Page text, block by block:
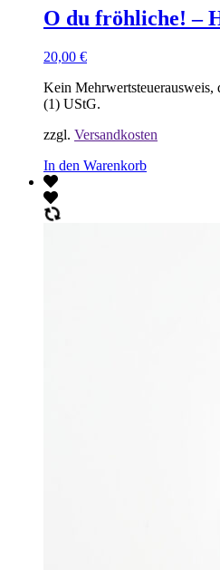
O du fröhliche! –
20,00 €
Kein Mehrwertsteuerausweis,
(1) UStG.
zzgl. Versandkosten
In den Warenkorb